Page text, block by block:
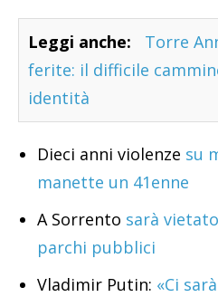
Leggi anche:
Torre
ferite: il difficile
identità
Dieci anni violenze su
manette un 41enne
A Sorrento sarà
parchi pubblici
Vladimir Putin: «Ci